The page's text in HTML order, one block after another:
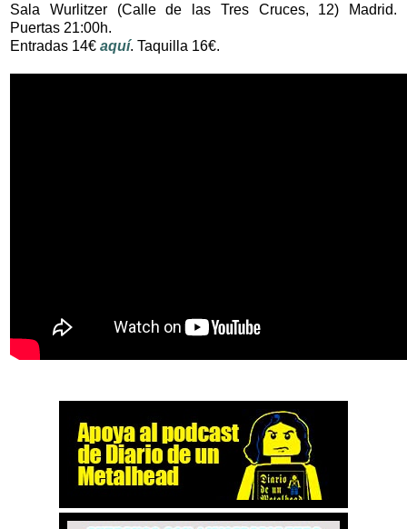
Sala Wurlitzer (Calle de las Tres Cruces, 12) Madrid.
Puertas 21:00h.
Entradas 14€ aquí. Taquilla 16€.